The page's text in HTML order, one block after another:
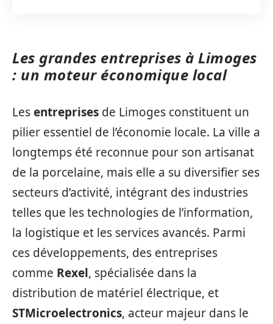
Les grandes entreprises à Limoges
: un moteur économique local
Lesentreprises de Limoges constituent un
pilier essentiel de l’économie locale. La ville a
longtemps été reconnue pour son artisanat
de la porcelaine, mais elle a su diversifier ses
secteurs d’activité, intégrant des industries
telles que les technologies de l’information,
la logistique et les services avancés. Parmi
ces développements, des entreprises
comme Rexel, spécialisée dans la
distribution de matériel électrique, et
STMicroelectronics, acteur majeur dans le